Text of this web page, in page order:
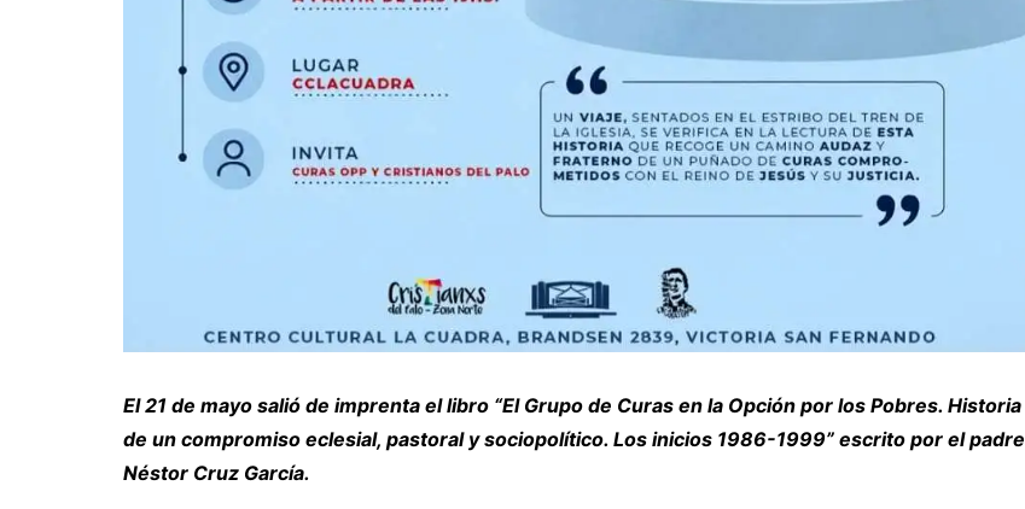
El 21 de mayo salió de imprenta el libro “El Grupo de Curas en la Opción por los Pobres. Historia
de un compromiso eclesial, pastoral y sociopolítico. Los inicios 1986-1999” escrito por el padre
Néstor Cruz García.